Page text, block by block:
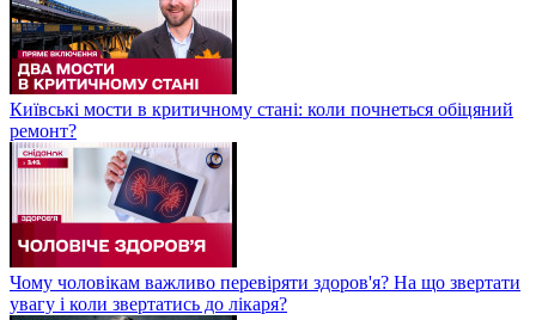
Київські мости в критичному стані: коли почнеться обіцяний
ремонт?
Чому чоловікам важливо перевіряти здоров'я? На що звертати
увагу і коли звертатись до лікаря?